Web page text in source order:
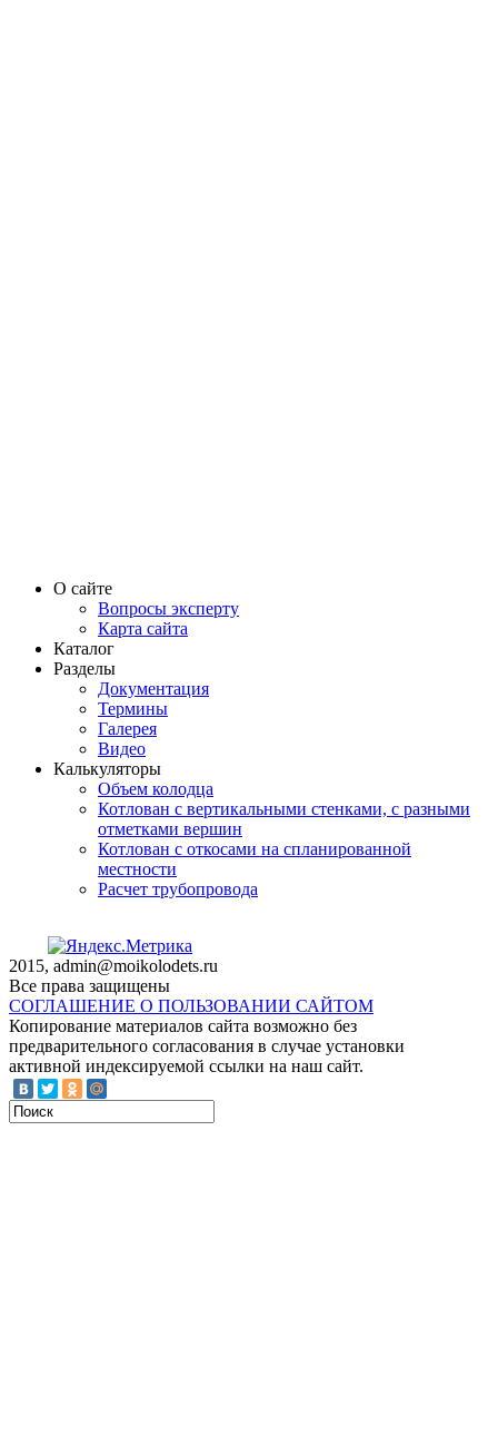
О сайте
Вопросы эксперту
Карта сайта
Каталог
Разделы
Документация
Термины
Галерея
Видео
Калькуляторы
Объем колодца
Котлован с вертикальными стенками, с разными
отметками вершин
Котлован с откосами на спланированной
местности
Расчет трубопровода
2015, admin@moikolodets.ru
Все права защищены
СОГЛАШЕНИЕ О ПОЛЬЗОВАНИИ САЙТОМ
Копирование материалов сайта возможно без
предварительного согласования в случае установки
активной индексируемой ссылки на наш сайт.